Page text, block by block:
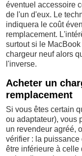
éventuel accessoire
de l'un d'eux. Le
indiquera le coût
remplacement.
surtout si le
chargeur neuf alors
l'inverse.
Acheter un
remplacement
Si vous êtes certain
ou adaptateur), vous
un revendeur agréé,
vérifier : la
être inférieure à celle